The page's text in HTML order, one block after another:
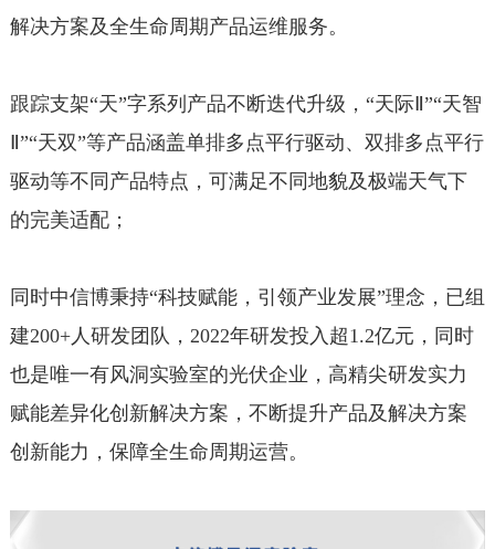
解决方案及全生命周期产品运维服务。
跟踪支架“天”字系列产品不断迭代升级，“天际Ⅱ”“天智
Ⅱ”“天双”等产品涵盖单排多点平行驱动、双排多点平行
驱动等不同产品特点，可满足不同地貌及极端天气下
的完美适配；
同时中信博秉持“科技赋能，引领产业发展”理念，已组
建200+人研发团队，2022年研发投入超1.2亿元，同时
也是唯一有风洞实验室的光伏企业，高精尖研发实力
赋能差异化创新解决方案，不断提升产品及解决方案
创新能力，保障全生命周期运营。